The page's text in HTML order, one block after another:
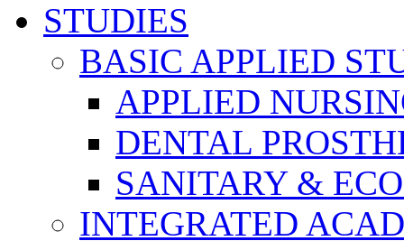
STUDIES
BASIC APPLIED
APPLIED
DENTAL
SANITARY &
INTEGRATED